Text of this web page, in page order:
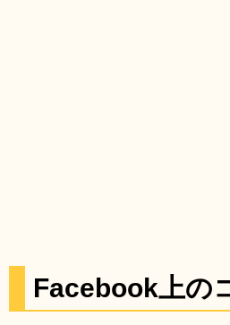
Facebook上の